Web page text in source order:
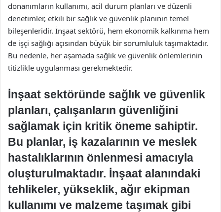
donanımların kullanımı, acil durum planları ve düzenli
denetimler, etkili bir sağlık ve güvenlik planının temel
bileşenleridir. İnşaat sektörü, hem ekonomik kalkınma hem
de işçi sağlığı açısından büyük bir sorumluluk taşımaktadır.
Bu nedenle, her aşamada sağlık ve güvenlik önlemlerinin
titizlikle uygulanması gerekmektedir.
İnşaat sektöründe sağlık ve güvenlik
planları, çalışanların güvenliğini
sağlamak için kritik öneme sahiptir.
Bu planlar, iş kazalarının ve meslek
hastalıklarının önlenmesi amacıyla
oluşturulmaktadır. İnşaat alanındaki
tehlikeler, yükseklik, ağır ekipman
kullanımı ve malzeme taşımak gibi